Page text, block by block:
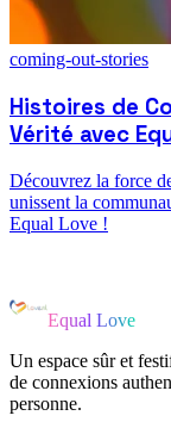
coming-out-stories
Histoires de
Vérité avec
Découvrez la force
unissent la
Equal Love !
Equal Love
Un espace sûr et
de connexions
personne.